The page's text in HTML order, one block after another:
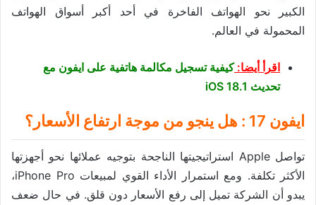
الكبير نحو الهواتف الفاخرة في أحد أكبر أسواق الهواتف
المحمولة في العالم.
اقرأ أيضا:كيفية تسجيل مكالمة هاتفية على ايفون مع
تحديث iOS 18.1
ايفون 17 : هل ينجو من موجة ارتفاع الأسعار؟
تواصل Apple استراتيجيتها الناجحة بتوجيه عملائها نحو أجهزتها
الأكثر تكلفة. ومع استمرار الأداء القوي لمبيعات iPhone Pro،
يبدو أن الشركة تميل إلى رفع الأسعار دون قلق. في حال ضعف